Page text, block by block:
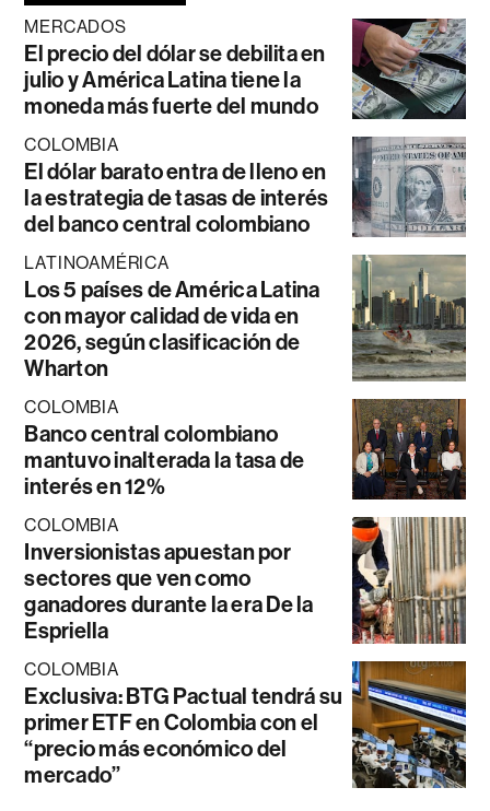
MERCADOS
El precio del dólar se debilita en
julio y América Latina tiene la
moneda más fuerte del mundo
COLOMBIA
El dólar barato entra de lleno en
la estrategia de tasas de interés
del banco central colombiano
LATINOAMÉRICA
Los 5 países de América Latina
con mayor calidad de vida en
2026, según clasificación de
Wharton
COLOMBIA
Banco central colombiano
mantuvo inalterada la tasa de
interés en 12%
COLOMBIA
Inversionistas apuestan por
sectores que ven como
ganadores durante la era De la
Espriella
COLOMBIA
Exclusiva: BTG Pactual tendrá su
primer ETF en Colombia con el
“precio más económico del
mercado”